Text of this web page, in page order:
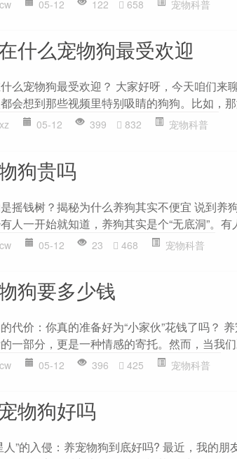
cw 05-12 122 658 宠物科普
什么宠物狗最受欢迎
么宠物狗最受欢迎？ 大家好呀，今天咱们来
会想到那些视频里特别吸睛的狗狗。比如，
xz 05-12 399 832 宠物科普
狗贵吗
摇钱树？揭秘为什么养狗其实不便宜 说到养
人一开始就知道，养狗其实是个“无底洞”。有
cw 05-12 23 468 宠物科普
狗要多少钱
代价：你真的准备好为“小家伙”花钱了吗？
一部分，更是一种情感的寄托。然而，当我
cw 05-12 396 425 宠物科普
物狗好吗
人”的入侵：养宠物狗到底好吗? 最近，我的